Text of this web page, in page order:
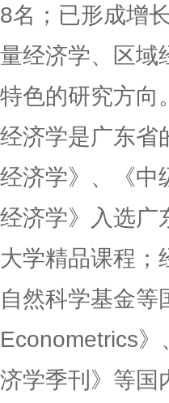
8名；已形成增
量经济学、区域
特色的研究方向。
经济学是广东省
经济学》、《中
经济学》入选广
大学精品课程；
自然科学基金
Econometrics
济学季刊》等国